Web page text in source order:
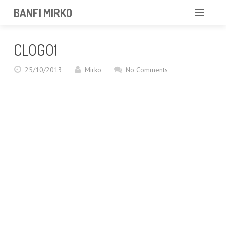
BANFI MIRKO
CLOGO1
25/10/2013 Mirko No Comments